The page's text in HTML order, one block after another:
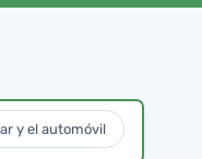
y el automóvil